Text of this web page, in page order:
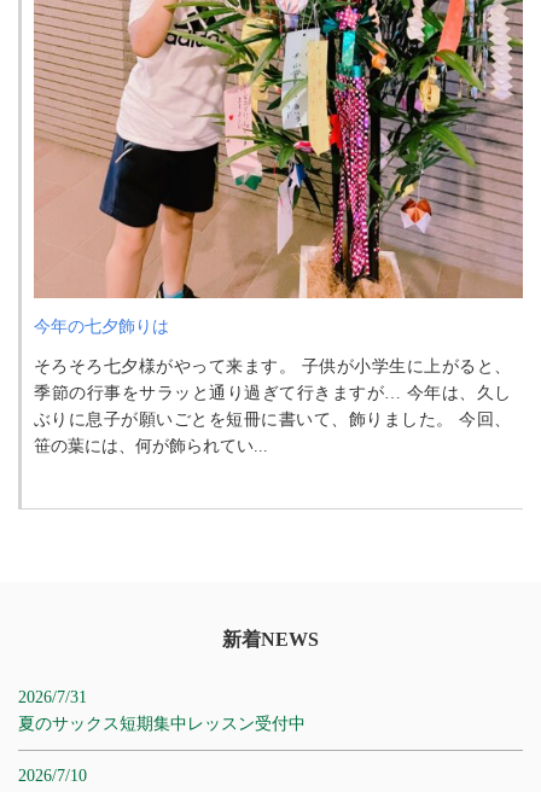
今年の七夕飾りは
そろそろ七夕様がやって来ます。 子供が小学生に上がると、
季節の行事をサラッと通り過ぎて行きますが… 今年は、久し
ぶりに息子が願いごとを短冊に書いて、飾りました。 今回、
笹の葉には、何が飾られてい...
新着NEWS
2026/7/31
夏のサックス短期集中レッスン受付中
2026/7/10